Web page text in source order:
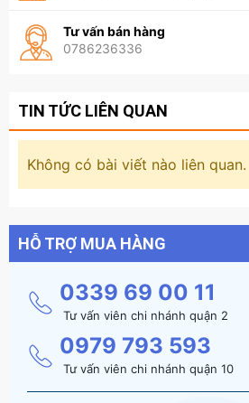
Tư vấn bán hàng
0786236336
TIN TỨC LIÊN QUAN
Không có bài viết nào liên quan.
HỖ TRỢ MUA HÀNG
0339 69 00 11
Tư vấn viên chi nhánh quận 2
0979 793 593
Tư vấn viên chi nhánh quận 10